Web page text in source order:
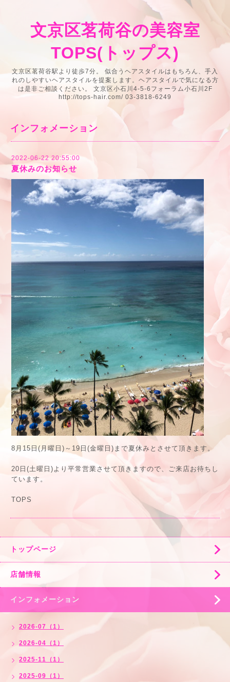
文京区茗荷谷の美容室
TOPS(トップス)
文京区茗荷谷駅より徒歩7分。 似合うヘアスタイルはもちろん、手入
れのしやすいヘアスタイルを提案します。ヘアスタイルで気になる方
は是非ご相談ください。 文京区小石川4-5-6フォーラム小石川2F
http://tops-hair.com/ 03-3818-6249
インフォメーション
2022-06-22 20:55:00
夏休みのお知らせ
8月15日(月曜日)～19日(金曜日)まで夏休みとさせて頂きます。
20日(土曜日)より平常営業させて頂きますので、ご来店お待ちし
ています。
TOPS
トップページ
店舗情報
インフォメーション
2026-07（1）
2026-04（1）
2025-11（1）
2025-09（1）